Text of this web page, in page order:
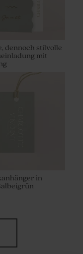
dennoch stilvolle
mit
in